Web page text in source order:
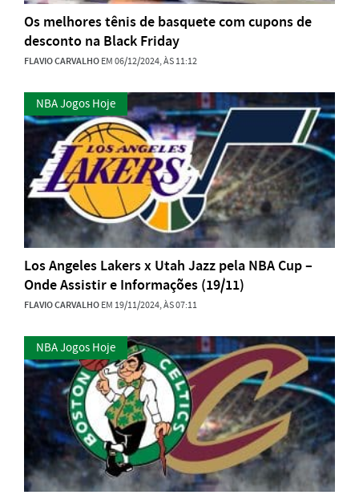
Os melhores tênis de basquete com cupons de
desconto na Black Friday
FLAVIO CARVALHOEM 06/12/2024, ÀS 11:12
NBA Jogos Hoje
Los Angeles Lakers x Utah Jazz pela NBA Cup –
Onde Assistir e Informações (19/11)
FLAVIO CARVALHOEM 19/11/2024, ÀS 07:11
NBA Jogos Hoje